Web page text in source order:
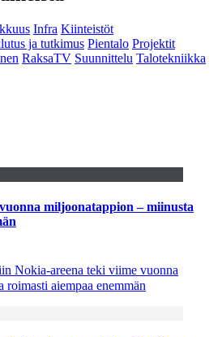
Infra Kiinteistöt
ja tutkimus Pientalo Projektit
RaksaTV Suunnittelu Talotekniikka
miljoonatappion – miinusta
Nokia-areena teki viime vuonna
aiempaa enemmän